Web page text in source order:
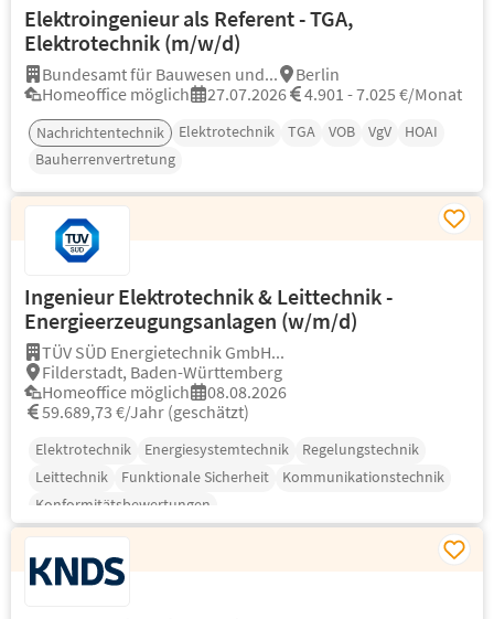
Elektroingenieur als Referent - TGA,
Elektrotechnik (m/w/d)
Bundesamt für Bauwesen und...
Berlin
Homeoffice möglich
27.07.2026 4.901 - 7.025 €/Monat
Nachrichtentechnik Elektrotechnik TGA VOB VgV
HOAI
Bauherrenvertretung
Ingenieur Elektrotechnik & Leittechnik -
Energieerzeugungsanlagen (w/m/d)
TÜV SÜD Energietechnik GmbH...
Filderstadt, Baden-Württemberg
Homeoffice möglich
08.08.2026
59.689,73 €/Jahr (geschätzt)
Elektrotechnik Energiesystemtechnik
Regelungstechnik
Leittechnik
Funktionale Sicherheit
Kommunikationstechnik
Konformitätsbewertungen